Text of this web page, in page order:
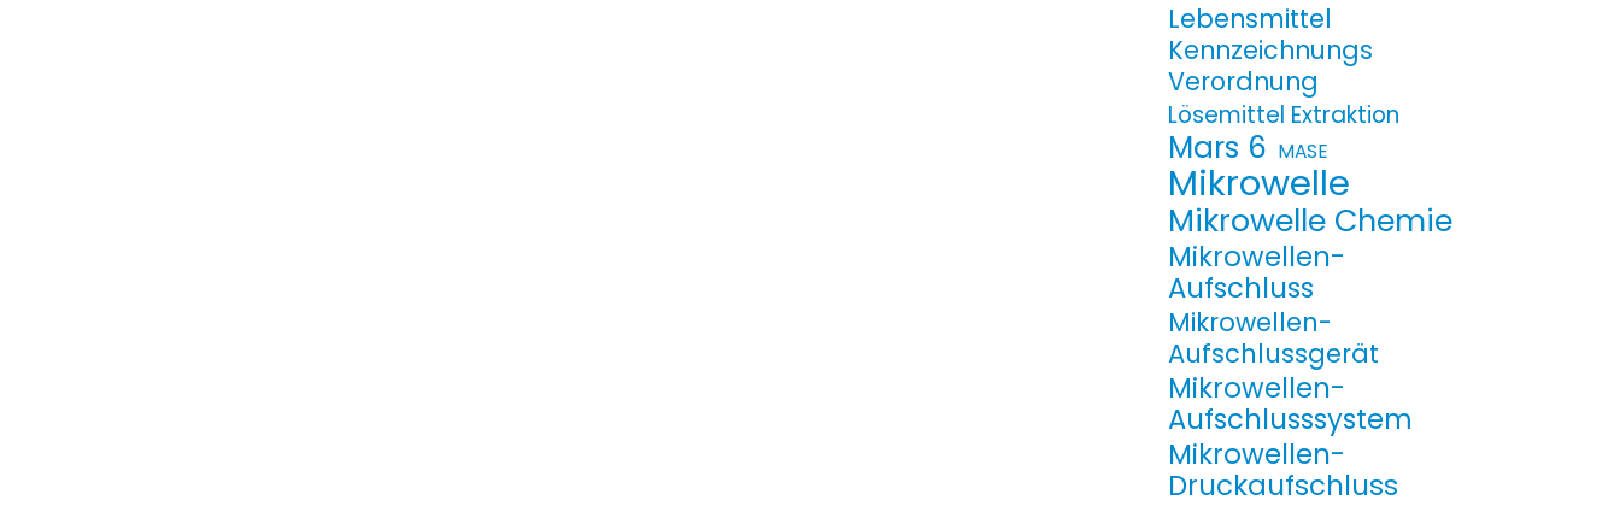
Lebensmittel
Kennzeichnungs
Verordnung
Lösemittel Extraktion
Mars 6 MASE
Mikrowelle
Mikrowelle Chemie
Mikrowellen-
Aufschluss
Mikrowellen-
Aufschlussgerät
Mikrowellen-
Aufschlusssystem
Mikrowellen-
Druckaufschluss